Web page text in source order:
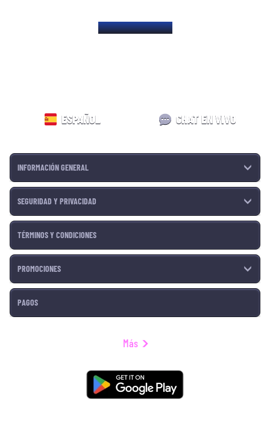
PÁGINA DE INICIO
ESPAÑOL CHAT EN VIVO
INFORMACIÓN GENERAL
SEGURIDAD Y PRIVACIDAD
TÉRMINOS Y CONDICIONES
PROMOCIONES
PAGOS
Más